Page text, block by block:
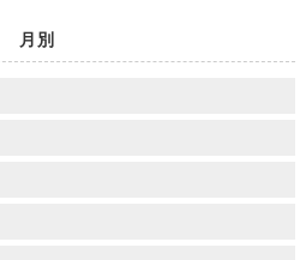
月別